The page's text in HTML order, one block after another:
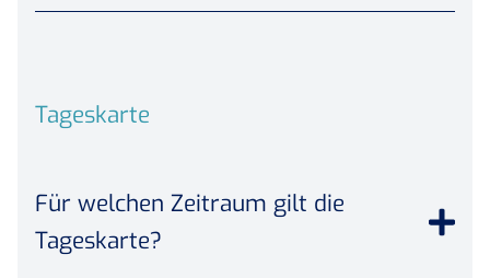
Tageskarte
Für welchen Zeitraum gilt die
Tageskarte?